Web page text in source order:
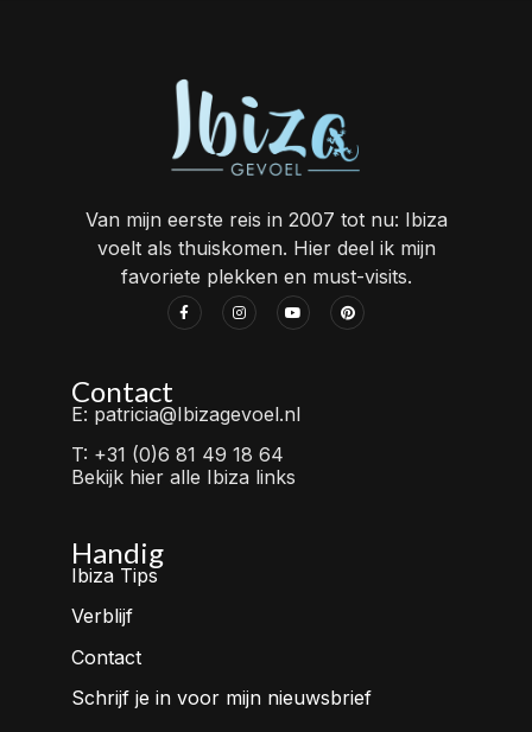
Van mijn eerste reis in 2007 tot nu: Ibiza
voelt als thuiskomen. Hier deel ik mijn
favoriete plekken en must-visits.
Contact
E: patricia@Ibizagevoel.nl
T: +31 (0)6 81 49 18 64
Bekijk hier alle Ibiza links
Handig
Ibiza Tips
Verblijf
Contact
Schrijf je in voor mijn nieuwsbrief